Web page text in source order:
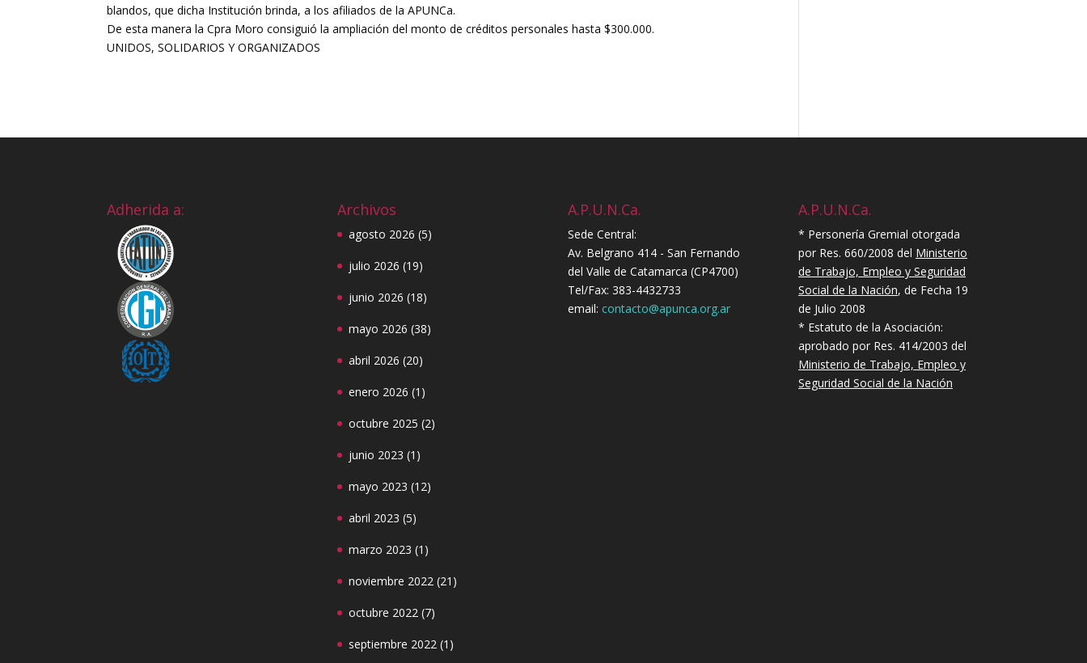
blandos, que dicha Institución brinda, a los afiliados de la APUNCa.
De esta manera la Cpra Moro consiguió la ampliación del monto de créditos personales hasta $300.000.
UNIDOS, SOLIDARIOS Y ORGANIZADOS
Adherida a: Archivos
agosto 2026 (5)
julio 2026 (19)
junio 2026 (18)
mayo 2026 (38)
abril 2026 (20)
enero 2026 (1)
octubre 2025 (2)
junio 2023 (1)
mayo 2023 (12)
abril 2023 (5)
marzo 2023 (1)
noviembre 2022 (21)
octubre 2022 (7)
septiembre 2022 (1)
A.P.U.N.Ca.
Sede Central:
Av. Belgrano 414 - San Fernando
del Valle de Catamarca (CP4700)
Tel/Fax: 383-4432733
email: contacto@apunca.org.ar
A.P.U.N.Ca.
* Personería Gremial otorgada
por Res. 660/2008 del Ministerio
de Trabajo, Empleo y Seguridad
Social de la Nación, de Fecha 19
de Julio 2008
* Estatuto de la Asociación:
aprobado por Res. 414/2003 del
Ministerio de Trabajo, Empleo y
Seguridad Social de la Nación